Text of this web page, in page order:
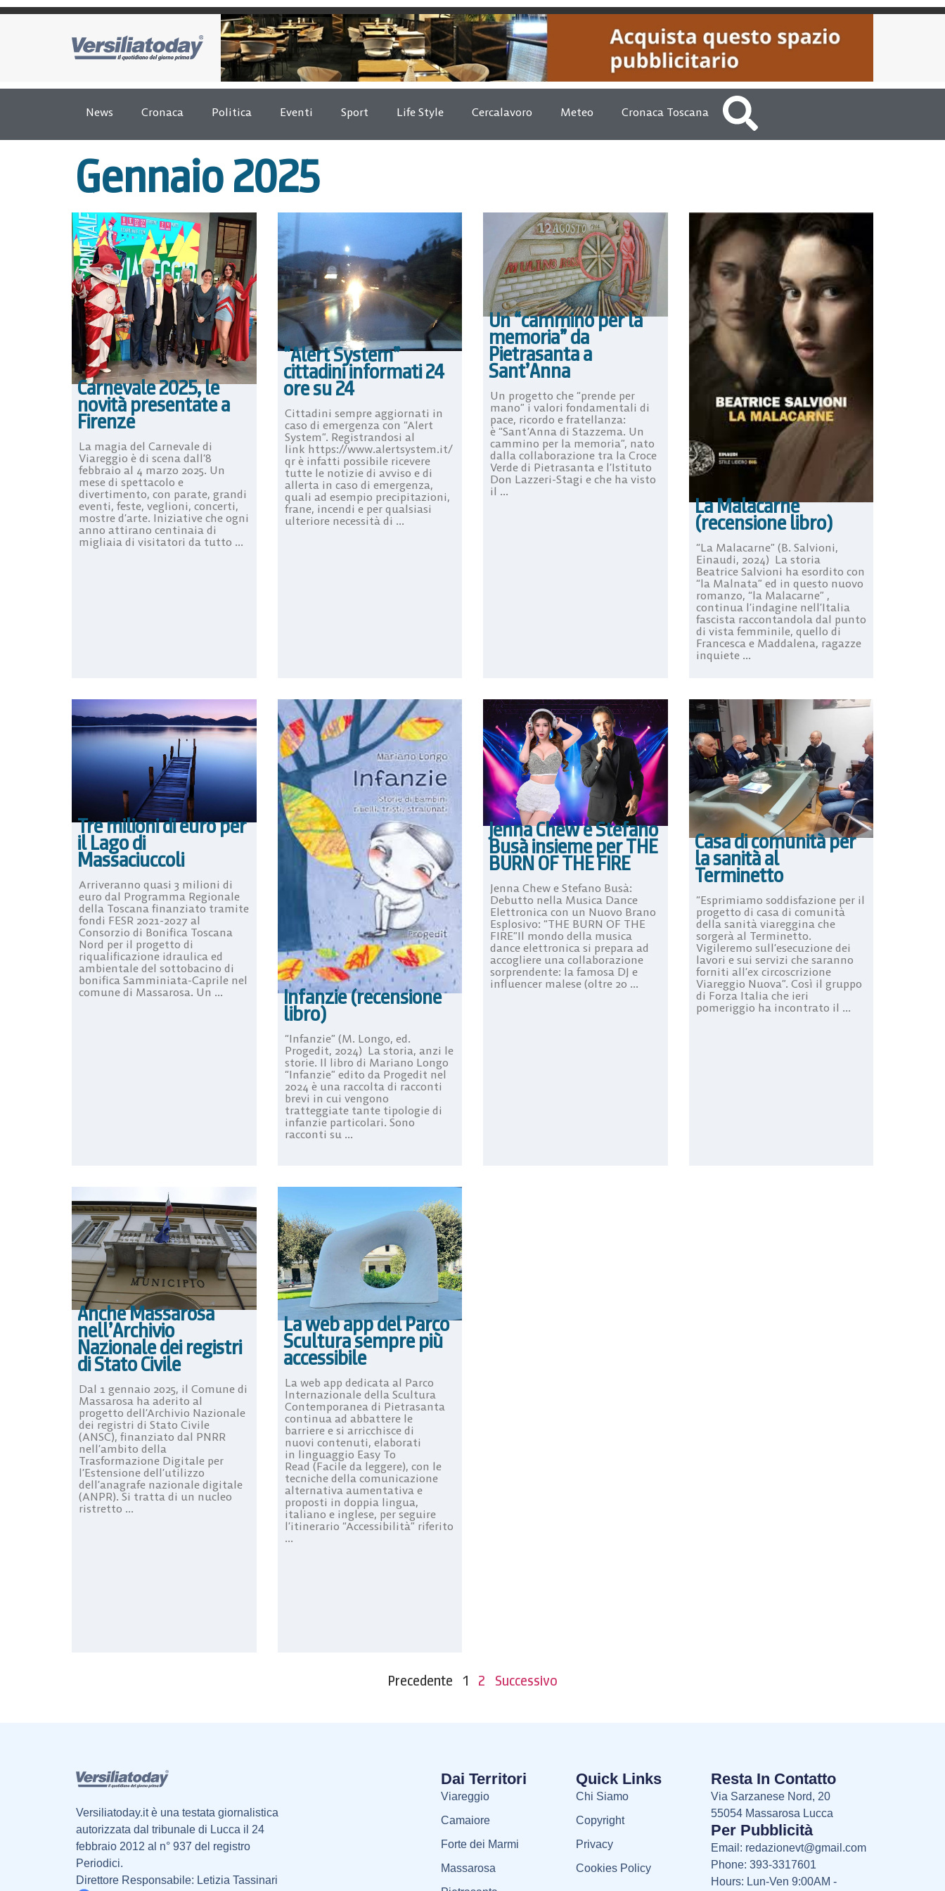
News Cronaca Politica Eventi Sport Life Style Cercalavoro Meteo Cronaca Toscana
Gennaio 2025
Carnevale 2025, le
novità presentate a
Firenze
La magia del Carnevale di
Viareggio è di scena dall’8
febbraio al 4 marzo 2025. Un
mese di spettacolo e
divertimento, con parate, grandi
eventi, feste, veglioni, concerti,
mostre d’arte. Iniziative che ogni
anno attirano centinaia di
migliaia di visitatori da tutto ...
“Alert System”
cittadini informati 24
ore su 24
Cittadini sempre aggiornati in
caso di emergenza con “Alert
System”. Registrandosi al
link https://www.alertsystem.it/
qr è infatti possibile ricevere
tutte le notizie di avviso e di
allerta in caso di emergenza,
quali ad esempio precipitazioni,
frane, incendi e per qualsiasi
ulteriore necessità di ...
Un “cammino per la
memoria” da
Pietrasanta a
Sant’Anna
Un progetto che “prende per
mano” i valori fondamentali di
pace, ricordo e fratellanza:
è “Sant’Anna di Stazzema. Un
cammino per la memoria”, nato
dalla collaborazione tra la Croce
Verde di Pietrasanta e l’Istituto
Don Lazzeri-Stagi e che ha visto
il ...
La Malacarne
(recensione libro)
“La Malacarne” (B. Salvioni,
Einaudi, 2024) La storia
Beatrice Salvioni ha esordito con
“la Malnata” ed in questo nuovo
romanzo, “la Malacarne” ,
continua l’indagine nell’Italia
fascista raccontandola dal punto
di vista femminile, quello di
Francesca e Maddalena, ragazze
inquiete ...
Tre milioni di euro per
il Lago di
Massaciuccoli
Arriveranno quasi 3 milioni di
euro dal Programma Regionale
della Toscana finanziato tramite
fondi FESR 2021-2027 al
Consorzio di Bonifica Toscana
Nord per il progetto di
riqualificazione idraulica ed
ambientale del sottobacino di
bonifica Samminiata-Caprile nel
comune di Massarosa. Un ...
Infanzie (recensione
libro)
“Infanzie” (M. Longo, ed.
Progedit, 2024) La storia, anzi le
storie. Il libro di Mariano Longo
“Infanzie” edito da Progedit nel
2024 è una raccolta di racconti
brevi in cui vengono
tratteggiate tante tipologie di
infanzie particolari. Sono
racconti su ...
Jenna Chew e Stefano
Busà insieme per THE
BURN OF THE FIRE
Jenna Chew e Stefano Busà:
Debutto nella Musica Dance
Elettronica con un Nuovo Brano
Esplosivo: “THE BURN OF THE
FIRE”Il mondo della musica
dance elettronica si prepara ad
accogliere una collaborazione
sorprendente: la famosa DJ e
influencer malese (oltre 20 ...
Casa di comunità per
la sanità al
Terminetto
“Esprimiamo soddisfazione per il
progetto di casa di comunità
della sanità viareggina che
sorgerà al Terminetto.
Vigileremo sull’esecuzione dei
lavori e sui servizi che saranno
forniti all’ex circoscrizione
Viareggio Nuova”. Così il gruppo
di Forza Italia che ieri
pomeriggio ha incontrato il ...
Anche Massarosa
nell’Archivio
Nazionale dei registri
di Stato Civile
Dal 1 gennaio 2025, il Comune di
Massarosa ha aderito al
progetto dell’Archivio Nazionale
dei registri di Stato Civile
(ANSC), finanziato dal PNRR
nell’ambito della
Trasformazione Digitale per
l’Estensione dell’utilizzo
dell’anagrafe nazionale digitale
(ANPR). Si tratta di un nucleo
ristretto ...
La web app del Parco
Scultura sempre più
accessibile
La web app dedicata al Parco
Internazionale della Scultura
Contemporanea di Pietrasanta
continua ad abbattere le
barriere e si arricchisce di
nuovi contenuti, elaborati
in linguaggio Easy To
Read (Facile da leggere), con le
tecniche della comunicazione
alternativa aumentativa e
proposti in doppia lingua,
italiano e inglese, per seguire
l’itinerario “Accessibilità” riferito
...
Precedente 1 2 Successivo
Versiliatoday.it è una testata giornalistica
autorizzata dal tribunale di Lucca il 24
febbraio 2012 al n° 937 del registro
Periodici.
Direttore Responsabile: Letizia Tassinari
Dai Territori
Viareggio
Camaiore
Forte dei Marmi
Massarosa
Quick Links
Chi Siamo
Copyright
Privacy
Cookies Policy
Resta In Contatto
Via Sarzanese Nord, 20
55054 Massarosa Lucca
Per Pubblicità
Email: redazionevt@gmail.com
Phone: 393-3317601
Hours: Lun-Ven 9:00AM -